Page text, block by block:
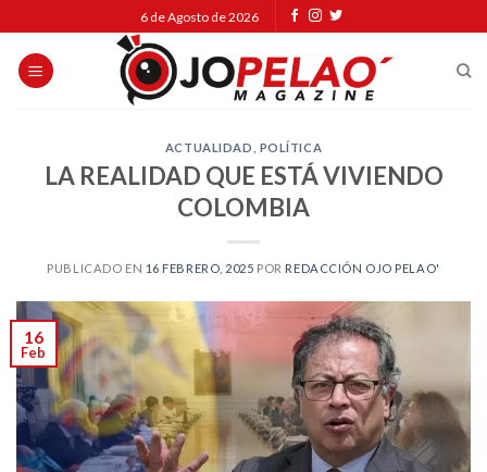
to
content
6 de Agosto de 2026
ACTUALIDAD POLÍTICA
LA REALIDAD QUE ESTÁ VIVIENDO
COLOMBIA
PUBLICADO EN 16 FEBRERO, 2025 POR REDACCIÓN OJO PELAO'
16
Feb